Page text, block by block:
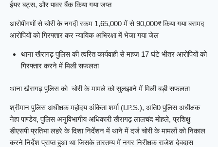
ईयर बट्स, और पावर बैंक किया गया जप्त
आरोपीगणों से चोरी के नगदी रकम 1,65,000 में से 90,000₹ किया गया बरामद
आरोपियों को गिरफ्तार कर न्यायिक अभिरक्षा में भेजा गया जेल
थाना खैरागढ़ पुलिस की त्वरित कार्यवाही से महज 17 घंटे भीतर आरोपियों को
गिरफ्तार करने में मिली सफलता
थाना खैरागढ़ पुलिस को चोरी के मामले को सुलझाने में मिली बड़ी सफलता
श्रीमान पुलिस अधीक्षक महोदय अंकिता शर्मा (I.P.S.), अति0 पुलिस अधीक्षक
नेहा पाण्डेय, पुलिस अनुविभागीय अधिकारी खैरागढ़ लालचंद मोहले, प्रशिक्षु
डीएसपी प्रतिभा लहरे के दिशा निर्देशन में थाने में दर्ज चोरी के मामलों को निकाल
करने निर्देश प्राप्त हुआ था जिसके तारतम्य में नगर निरीक्षक राजेश देवदास